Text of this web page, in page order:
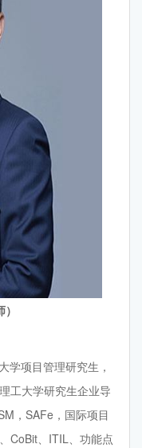
学项目管理研究生，
工大学研究生企业导
，SAFe，国际项目
CoBit、ITIL、功能点